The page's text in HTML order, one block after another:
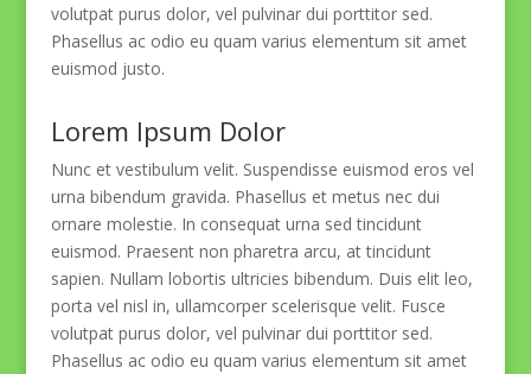
volutpat purus dolor, vel pulvinar dui porttitor sed.
Phasellus ac odio eu quam varius elementum sit amet
euismod justo.
Lorem Ipsum Dolor
Nunc et vestibulum velit. Suspendisse euismod eros vel
urna bibendum gravida. Phasellus et metus nec dui
ornare molestie. In consequat urna sed tincidunt
euismod. Praesent non pharetra arcu, at tincidunt
sapien. Nullam lobortis ultricies bibendum. Duis elit leo,
porta vel nisl in, ullamcorper scelerisque velit. Fusce
volutpat purus dolor, vel pulvinar dui porttitor sed.
Phasellus ac odio eu quam varius elementum sit amet